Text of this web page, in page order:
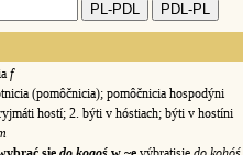
f
(pomôčnicia); pomôčnicia hospodýni
hostí; 2. býti v hóstiach; býti v hostíni